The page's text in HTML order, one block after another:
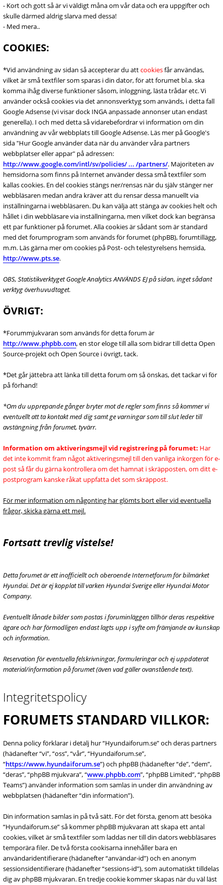
- Kort och gott så är vi väldigt måna om vår data och era uppgifter och
skulle därmed aldrig slarva med dessa!
- Med mera..
COOKIES:
*Vid användning av sidan så accepterar du attcookiesfår användas,
vilket är små textfiler som sparas i din dator, för att forumet bl.a. ska
komma ihåg diverse funktioner såsom, inloggning, lästa trådar etc. Vi
använder också cookies via det annonsverktyg som används, i detta fall
Google Adsense (vi visar dock INGA anpassade annonser utan endast
generella). I och med detta så vidarebefordrar vi information om din
användning av vår webbplats till Google Adsense. Läs mer på Google's
sida "Hur Google använder data när du använder våra partners
webbplatser eller appar" på adressen:
http://www.google.com/intl/sv/policies/ ... /partners/. Majoriteten av
hemsidorna som finns på Internet använder dessa små textfiler som
kallas cookies. En del cookies stängs ner/rensas när du själv stänger ner
webbläsaren medan andra kräver att du rensar dessa manuellt via
inställningarna i webbläsaren. Du kan välja att stänga av cookies helt och
hållet i din webbläsare via inställningarna, men vilket dock kan begränsa
ett par funktioner på forumet. Alla cookies är sådant som är standard
med det forumprogram som används för forumet (phpBB), forumtillägg,
m.m. Läs gärna mer om cookies på Post- och telestyrelsens hemsida,
http://www.pts.se.
OBS, Statistikverktyget Google Analytics ANVÄNDS EJ på sidan, inget sådant
verktyg överhuvudtaget.
ÖVRIGT:
*Forummjukvaran som används för detta forum är
http://www.phpbb.com, en stor eloge till alla som bidrar till detta Open
Source-projekt och Open Source i övrigt, tack.
*Det går jättebra att länka till detta forum om så önskas, det tackar vi för
på förhand!
*Om du upprepande gånger bryter mot de regler som finns så kommer vi
eventuellt att ta kontakt med dig samt ge varningar som till slut leder till
avstängning från forumet, tyvärr.
Information om aktiveringsmejl vid registrering på forumet: Har
det inte kommit fram något aktiveringsmejl till den vanliga inkorgen för e-
post så får du gärna kontrollera om det hamnat i skräpposten, om ditt e-
postprogram kanske råkat uppfatta det som skräppost.
För mer information om någonting har glömts bort eller vid eventuella
frågor, skicka gärna ett mejl.
Fortsatt trevlig vistelse!
Detta forumet är ett inofficiellt och oberoende Internetforum för bilmärket
Hyundai. Det är ej kopplat till varken Hyundai Sverige eller Hyundai Motor
Company.
Eventuellt lånade bilder som postas i foruminläggen tillhör deras respektive
ägare och har förmodligen endast lagts upp i syfte om främjande av kunskap
och information.
Reservation för eventuella felskrivningar, formuleringar och ej uppdaterat
material/information på forumet (även vad gäller ovanstående text).
Integritetspolicy
FORUMETS STANDARD VILLKOR:
Denna policy förklarar i detalj hur “Hyundaiforum.se” och deras partners
(hädanefter “vi”, “oss”, “vår”, “Hyundaiforum.se”,
“https://www.hyundaiforum.se”) och phpBB (hädanefter “de”, “dem”,
“deras”, “phpBB mjukvara”, “www.phpbb.com”, “phpBB Limited”, “phpBB
Teams”) använder information som samlas in under din användning av
webbplatsen (hädanefter “din information”).
Din information samlas in på två sätt. För det första, genom att besöka
“Hyundaiforum.se” så kommer phpBB mjukvaran att skapa ett antal
cookies, vilket är små textfiler som laddas ner till din dators webbläsares
temporära filer. De två första cookisarna innehåller bara en
användaridentifierare (hädanefter “användar-id”) och en anonym
sessionsidentifierare (hädanefter “sessions-id”), som automatiskt tilldelas
dig av phpBB mjukvaran. En tredje cookie kommer skapas när du väl läst